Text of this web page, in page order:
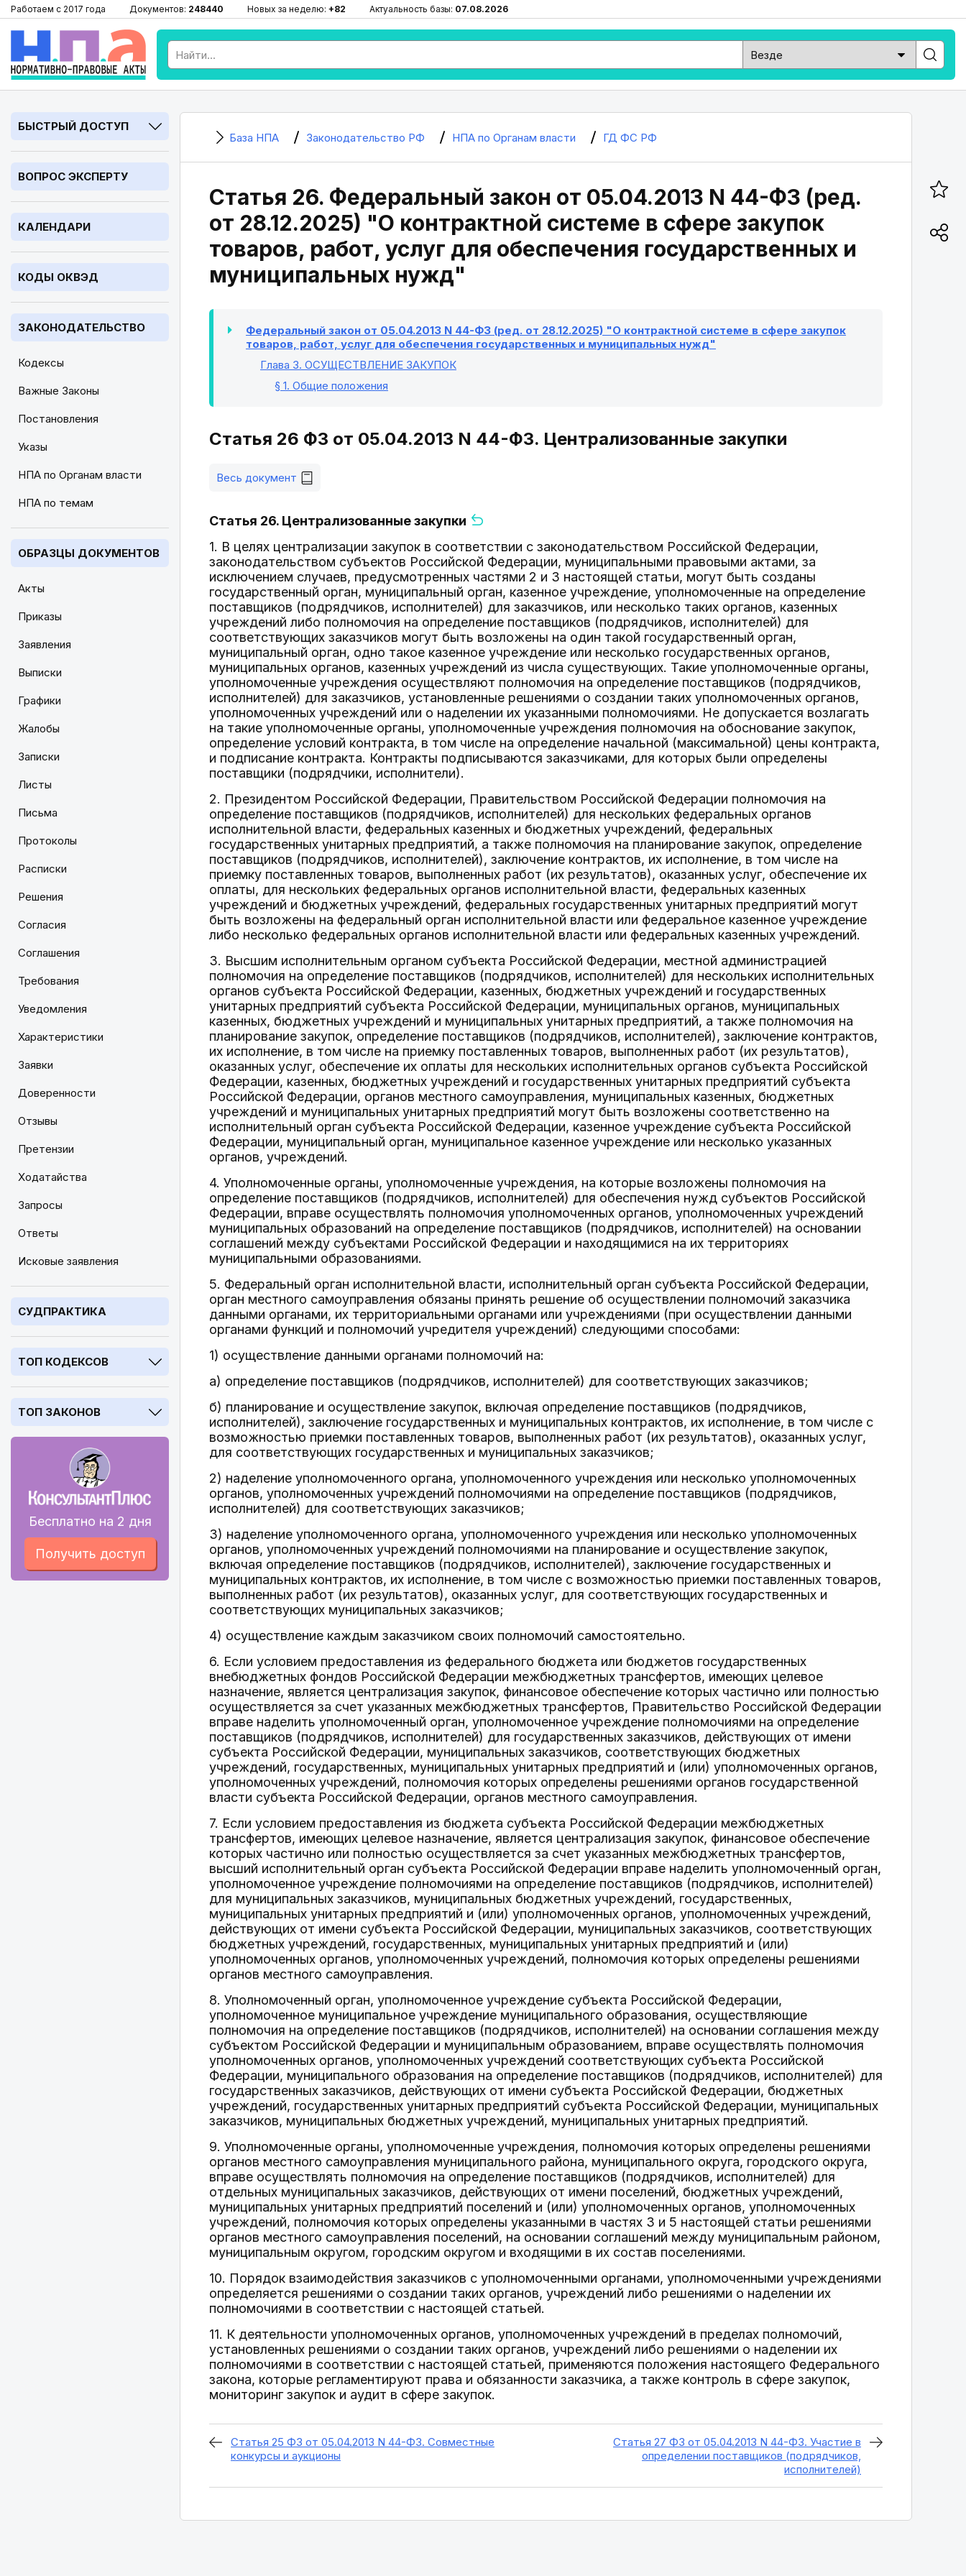
Работаем с 2017 года Документов: 248440 Новых за неделю: +82 Актуальность базы: 07.08.2026
БЫСТРЫЙ ДОСТУП
ВОПРОС ЭКСПЕРТУ
КАЛЕНДАРИ
КОДЫ ОКВЭД
ЗАКОНОДАТЕЛЬСТВО
Кодексы
Важные Законы
Постановления
Указы
НПА по Органам власти
НПА по темам
ОБРАЗЦЫ ДОКУМЕНТОВ
Акты
Приказы
Заявления
Выписки
Графики
Жалобы
Записки
Листы
Письма
Протоколы
Расписки
Решения
Согласия
Соглашения
Требования
Уведомления
Характеристики
Заявки
Доверенности
Отзывы
Претензии
Ходатайства
Запросы
Ответы
Исковые заявления
СУДПРАКТИКА
ТОП КОДЕКСОВ
ТОП ЗАКОНОВ
Бесплатно на 2 дня
Получить доступ
База НПА Законодательство РФ НПА по Органам власти ГД ФС РФ
Статья 26. Федеральный закон от 05.04.2013 N 44-ФЗ (ред.
от 28.12.2025) "О контрактной системе в сфере закупок
товаров, работ, услуг для обеспечения государственных и
муниципальных нужд"
Федеральный закон от 05.04.2013 N 44-ФЗ (ред. от 28.12.2025) "О контрактной системе в сфере закупок
товаров, работ, услуг для обеспечения государственных и муниципальных нужд"
Глава 3. ОСУЩЕСТВЛЕНИЕ ЗАКУПОК
§ 1. Общие положения
Статья 26 ФЗ от 05.04.2013 N 44-ФЗ. Централизованные закупки
Весь документ
Статья 26. Централизованные закупки
1. В целях централизации закупок в соответствии с законодательством Российской Федерации,
законодательством субъектов Российской Федерации, муниципальными правовыми актами, за
исключением случаев, предусмотренных частями 2 и 3 настоящей статьи, могут быть созданы
государственный орган, муниципальный орган, казенное учреждение, уполномоченные на определение
поставщиков (подрядчиков, исполнителей) для заказчиков, или несколько таких органов, казенных
учреждений либо полномочия на определение поставщиков (подрядчиков, исполнителей) для
соответствующих заказчиков могут быть возложены на один такой государственный орган,
муниципальный орган, одно такое казенное учреждение или несколько государственных органов,
муниципальных органов, казенных учреждений из числа существующих. Такие уполномоченные органы,
уполномоченные учреждения осуществляют полномочия на определение поставщиков (подрядчиков,
исполнителей) для заказчиков, установленные решениями о создании таких уполномоченных органов,
уполномоченных учреждений или о наделении их указанными полномочиями. Не допускается возлагать
на такие уполномоченные органы, уполномоченные учреждения полномочия на обоснование закупок,
определение условий контракта, в том числе на определение начальной (максимальной) цены контракта,
и подписание контракта. Контракты подписываются заказчиками, для которых были определены
поставщики (подрядчики, исполнители).
2. Президентом Российской Федерации, Правительством Российской Федерации полномочия на
определение поставщиков (подрядчиков, исполнителей) для нескольких федеральных органов
исполнительной власти, федеральных казенных и бюджетных учреждений, федеральных
государственных унитарных предприятий, а также полномочия на планирование закупок, определение
поставщиков (подрядчиков, исполнителей), заключение контрактов, их исполнение, в том числе на
приемку поставленных товаров, выполненных работ (их результатов), оказанных услуг, обеспечение их
оплаты, для нескольких федеральных органов исполнительной власти, федеральных казенных
учреждений и бюджетных учреждений, федеральных государственных унитарных предприятий могут
быть возложены на федеральный орган исполнительной власти или федеральное казенное учреждение
либо несколько федеральных органов исполнительной власти или федеральных казенных учреждений.
3. Высшим исполнительным органом субъекта Российской Федерации, местной администрацией
полномочия на определение поставщиков (подрядчиков, исполнителей) для нескольких исполнительных
органов субъекта Российской Федерации, казенных, бюджетных учреждений и государственных
унитарных предприятий субъекта Российской Федерации, муниципальных органов, муниципальных
казенных, бюджетных учреждений и муниципальных унитарных предприятий, а также полномочия на
планирование закупок, определение поставщиков (подрядчиков, исполнителей), заключение контрактов,
их исполнение, в том числе на приемку поставленных товаров, выполненных работ (их результатов),
оказанных услуг, обеспечение их оплаты для нескольких исполнительных органов субъекта Российской
Федерации, казенных, бюджетных учреждений и государственных унитарных предприятий субъекта
Российской Федерации, органов местного самоуправления, муниципальных казенных, бюджетных
учреждений и муниципальных унитарных предприятий могут быть возложены соответственно на
исполнительный орган субъекта Российской Федерации, казенное учреждение субъекта Российской
Федерации, муниципальный орган, муниципальное казенное учреждение или несколько указанных
органов, учреждений.
4. Уполномоченные органы, уполномоченные учреждения, на которые возложены полномочия на
определение поставщиков (подрядчиков, исполнителей) для обеспечения нужд субъектов Российской
Федерации, вправе осуществлять полномочия уполномоченных органов, уполномоченных учреждений
муниципальных образований на определение поставщиков (подрядчиков, исполнителей) на основании
соглашений между субъектами Российской Федерации и находящимися на их территориях
муниципальными образованиями.
5. Федеральный орган исполнительной власти, исполнительный орган субъекта Российской Федерации,
орган местного самоуправления обязаны принять решение об осуществлении полномочий заказчика
данными органами, их территориальными органами или учреждениями (при осуществлении данными
органами функций и полномочий учредителя учреждений) следующими способами:
1) осуществление данными органами полномочий на:
а) определение поставщиков (подрядчиков, исполнителей) для соответствующих заказчиков;
б) планирование и осуществление закупок, включая определение поставщиков (подрядчиков,
исполнителей), заключение государственных и муниципальных контрактов, их исполнение, в том числе с
возможностью приемки поставленных товаров, выполненных работ (их результатов), оказанных услуг,
для соответствующих государственных и муниципальных заказчиков;
2) наделение уполномоченного органа, уполномоченного учреждения или несколько уполномоченных
органов, уполномоченных учреждений полномочиями на определение поставщиков (подрядчиков,
исполнителей) для соответствующих заказчиков;
3) наделение уполномоченного органа, уполномоченного учреждения или несколько уполномоченных
органов, уполномоченных учреждений полномочиями на планирование и осуществление закупок,
включая определение поставщиков (подрядчиков, исполнителей), заключение государственных и
муниципальных контрактов, их исполнение, в том числе с возможностью приемки поставленных товаров,
выполненных работ (их результатов), оказанных услуг, для соответствующих государственных и
соответствующих муниципальных заказчиков;
4) осуществление каждым заказчиком своих полномочий самостоятельно.
6. Если условием предоставления из федерального бюджета или бюджетов государственных
внебюджетных фондов Российской Федерации межбюджетных трансфертов, имеющих целевое
назначение, является централизация закупок, финансовое обеспечение которых частично или полностью
осуществляется за счет указанных межбюджетных трансфертов, Правительство Российской Федерации
вправе наделить уполномоченный орган, уполномоченное учреждение полномочиями на определение
поставщиков (подрядчиков, исполнителей) для государственных заказчиков, действующих от имени
субъекта Российской Федерации, муниципальных заказчиков, соответствующих бюджетных
учреждений, государственных, муниципальных унитарных предприятий и (или) уполномоченных органов,
уполномоченных учреждений, полномочия которых определены решениями органов государственной
власти субъекта Российской Федерации, органов местного самоуправления.
7. Если условием предоставления из бюджета субъекта Российской Федерации межбюджетных
трансфертов, имеющих целевое назначение, является централизация закупок, финансовое обеспечение
которых частично или полностью осуществляется за счет указанных межбюджетных трансфертов,
высший исполнительный орган субъекта Российской Федерации вправе наделить уполномоченный орган,
уполномоченное учреждение полномочиями на определение поставщиков (подрядчиков, исполнителей)
для муниципальных заказчиков, муниципальных бюджетных учреждений, государственных,
муниципальных унитарных предприятий и (или) уполномоченных органов, уполномоченных учреждений,
действующих от имени субъекта Российской Федерации, муниципальных заказчиков, соответствующих
бюджетных учреждений, государственных, муниципальных унитарных предприятий и (или)
уполномоченных органов, уполномоченных учреждений, полномочия которых определены решениями
органов местного самоуправления.
8. Уполномоченный орган, уполномоченное учреждение субъекта Российской Федерации,
уполномоченное муниципальное учреждение муниципального образования, осуществляющие
полномочия на определение поставщиков (подрядчиков, исполнителей) на основании соглашения между
субъектом Российской Федерации и муниципальным образованием, вправе осуществлять полномочия
уполномоченных органов, уполномоченных учреждений соответствующих субъекта Российской
Федерации, муниципального образования на определение поставщиков (подрядчиков, исполнителей) для
государственных заказчиков, действующих от имени субъекта Российской Федерации, бюджетных
учреждений, государственных унитарных предприятий субъекта Российской Федерации, муниципальных
заказчиков, муниципальных бюджетных учреждений, муниципальных унитарных предприятий.
9. Уполномоченные органы, уполномоченные учреждения, полномочия которых определены решениями
органов местного самоуправления муниципального района, муниципального округа, городского округа,
вправе осуществлять полномочия на определение поставщиков (подрядчиков, исполнителей) для
отдельных муниципальных заказчиков, действующих от имени поселений, бюджетных учреждений,
муниципальных унитарных предприятий поселений и (или) уполномоченных органов, уполномоченных
учреждений, полномочия которых определены указанными в частях 3 и 5 настоящей статьи решениями
органов местного самоуправления поселений, на основании соглашений между муниципальным районом,
муниципальным округом, городским округом и входящими в их состав поселениями.
10. Порядок взаимодействия заказчиков с уполномоченными органами, уполномоченными учреждениями
определяется решениями о создании таких органов, учреждений либо решениями о наделении их
полномочиями в соответствии с настоящей статьей.
11. К деятельности уполномоченных органов, уполномоченных учреждений в пределах полномочий,
установленных решениями о создании таких органов, учреждений либо решениями о наделении их
полномочиями в соответствии с настоящей статьей, применяются положения настоящего Федерального
закона, которые регламентируют права и обязанности заказчика, а также контроль в сфере закупок,
мониторинг закупок и аудит в сфере закупок.
Статья 25 ФЗ от 05.04.2013 N 44-ФЗ. Совместные
конкурсы и аукционы
Статья 27 ФЗ от 05.04.2013 N 44-ФЗ. Участие в
определении поставщиков (подрядчиков,
исполнителей)